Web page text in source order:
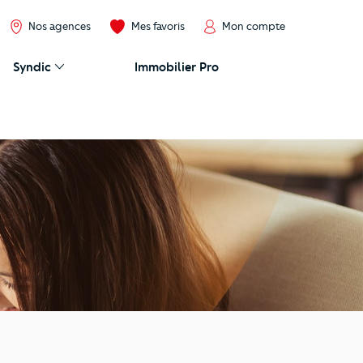
Nos agences Mes favoris Mon compte
Syndic Immobilier Pro